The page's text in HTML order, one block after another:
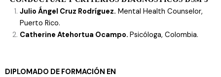
Julio Ángel Cruz Rodríguez. Mental Health Counselor,
Puerto Rico.
Catherine Atehortua Ocampo. Psicóloga, Colombia.
DIPLOMADO DE FORMACIÓN EN